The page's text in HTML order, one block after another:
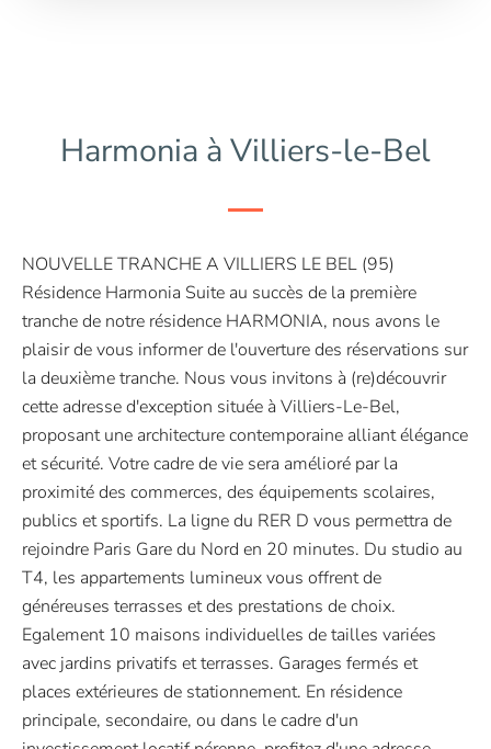
Harmonia à Villiers-le-Bel
NOUVELLE TRANCHE A VILLIERS LE BEL (95)
Résidence Harmonia Suite au succès de la première
tranche de notre résidence HARMONIA, nous avons le
plaisir de vous informer de l'ouverture des réservations sur
la deuxième tranche. Nous vous invitons à (re)découvrir
cette adresse d'exception située à Villiers-Le-Bel,
proposant une architecture contemporaine alliant élégance
et sécurité. Votre cadre de vie sera amélioré par la
proximité des commerces, des équipements scolaires,
publics et sportifs. La ligne du RER D vous permettra de
rejoindre Paris Gare du Nord en 20 minutes. Du studio au
T4, les appartements lumineux vous offrent de
généreuses terrasses et des prestations de choix.
Egalement 10 maisons individuelles de tailles variées
avec jardins privatifs et terrasses. Garages fermés et
places extérieures de stationnement. En résidence
principale, secondaire, ou dans le cadre d'un